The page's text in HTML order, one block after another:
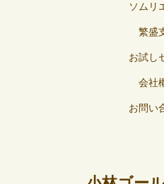
ソムリ
繁盛
お試し
会社
お問い